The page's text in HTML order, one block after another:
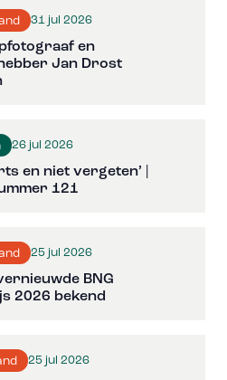
31 jul 2026
en
Jan Drost
26 jul 2026
en niet vergeten’ |
121
25 jul 2026
BNG
2026 bekend
25 jul 2026